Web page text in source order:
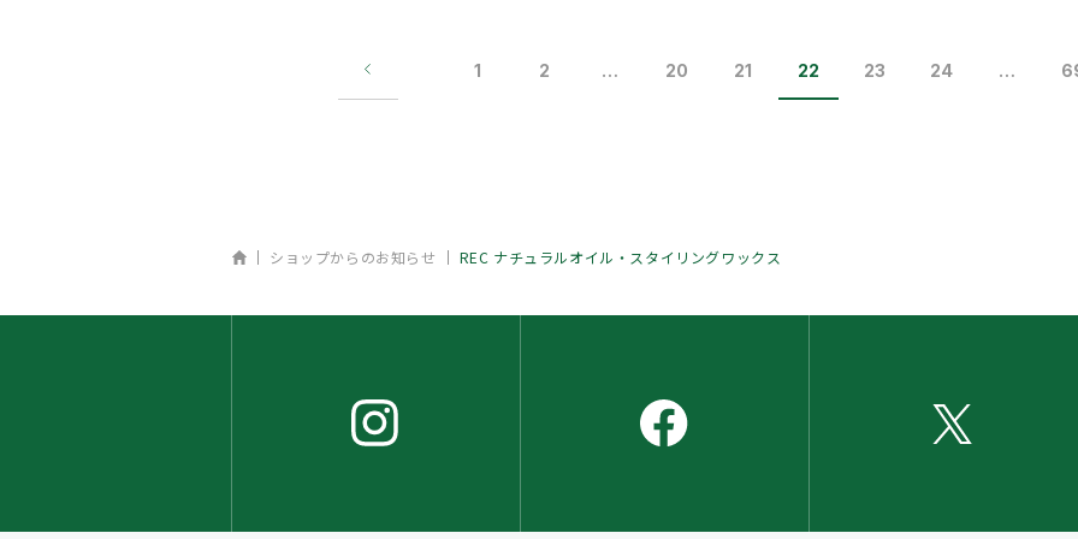
1 2 … 20 21 22 23 24 …
ホーム
ショップからのお知らせ REC ナチュラルオイル・スタイリングワックス